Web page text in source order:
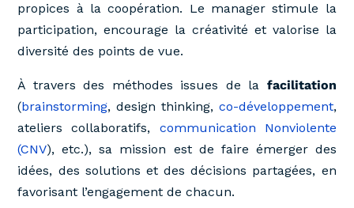
propices à la coopération. Le manager stimule la
participation, encourage la créativité et valorise la
diversité des points de vue.
À travers des méthodes issues de la facilitation
(brainstorming, design thinking, co-développement,
ateliers collaboratifs, communication Nonviolente
(CNV), etc.), sa mission est de faire émerger des
idées, des solutions et des décisions partagées, en
favorisant l’engagement de chacun.